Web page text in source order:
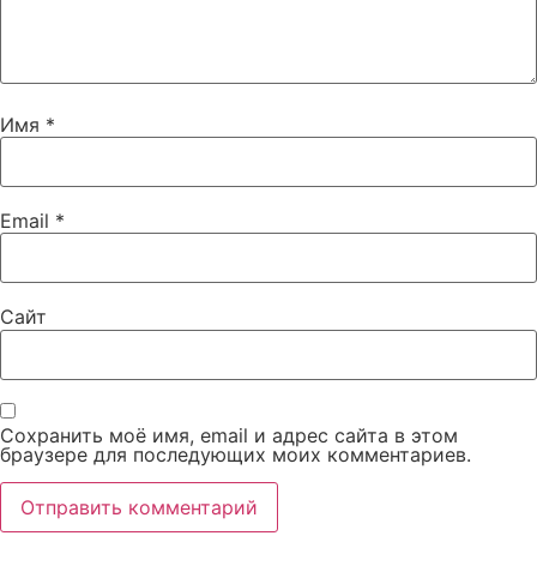
Имя *
Email *
Сайт
Сохранить моё имя, email и адрес сайта в этом
браузере для последующих моих комментариев.